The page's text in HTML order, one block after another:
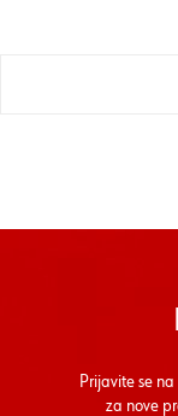
Prijavite se
za nove